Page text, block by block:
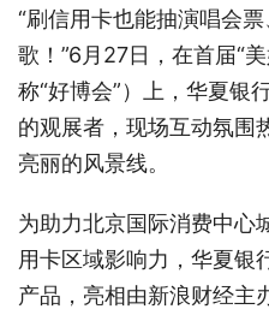
“刷信用卡也能抽演唱会
歌！”6月27日，在首届“
称“好博会”）上，华夏银
的观展者，现场互动氛围
亮丽的风景线。
为助力北京国际消费中心
用卡区域影响力，华夏银
产品，亮相由新浪财经主